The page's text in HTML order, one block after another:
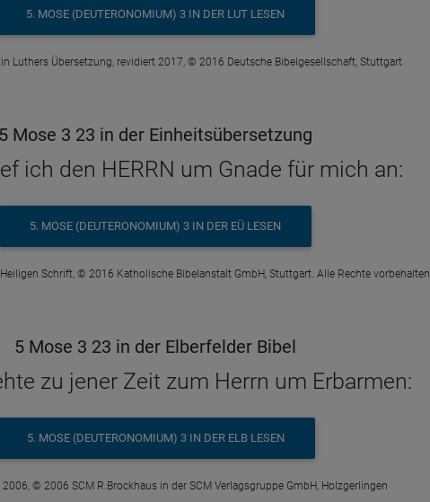
5. MOSE (DEUTERONOMIUM) 3 IN DER LUT LESEN
Luthers Übersetzung, revidiert 2017, © 2016 Deutsche Bibelgesellschaft, Stuttgart
5 Mose 3 23 in der Einheitsübersetzung
ich den HERRN um Gnade für mich an:
5. MOSE (DEUTERONOMIUM) 3 IN DER EÜ LESEN
Schrift, © 2016 Katholische Bibelanstalt GmbH, Stuttgart. Alle Rechte vorbehalten
5 Mose 3 23 in der Elberfelder Bibel
zu jener Zeit zum Herrn um Erbarmen:
5. MOSE (DEUTERONOMIUM) 3 IN DER ELB LESEN
2006, © 2006 SCM R.Brockhaus in der SCM Verlagsgruppe GmbH, Holzgerlingen